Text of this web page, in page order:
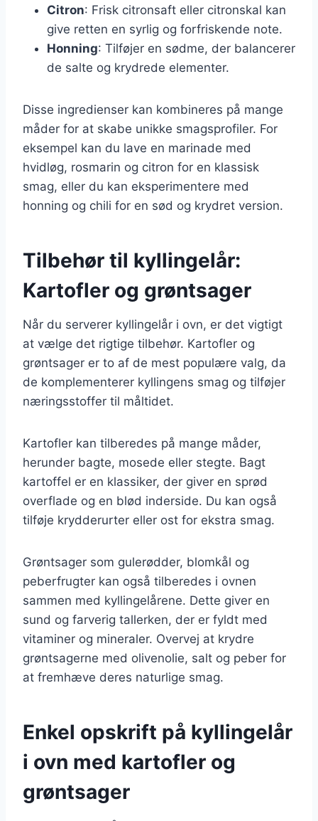
Citron: Frisk citronsaft eller citronskal kan
give retten en syrlig og forfriskende note.
Honning: Tilføjer en sødme, der balancerer
de salte og krydrede elementer.
Disse ingredienser kan kombineres på mange
måder for at skabe unikke smagsprofiler. For
eksempel kan du lave en marinade med
hvidløg, rosmarin og citron for en klassisk
smag, eller du kan eksperimentere med
honning og chili for en sød og krydret version.
Tilbehør til kyllingelår:
Kartofler og grøntsager
Når du serverer kyllingelår i ovn, er det vigtigt
at vælge det rigtige tilbehør. Kartofler og
grøntsager er to af de mest populære valg, da
de komplementerer kyllingens smag og tilføjer
næringsstoffer til måltidet.
Kartofler kan tilberedes på mange måder,
herunder bagte, mosede eller stegte. Bagt
kartoffel er en klassiker, der giver en sprød
overflade og en blød inderside. Du kan også
tilføje krydderurter eller ost for ekstra smag.
Grøntsager som gulerødder, blomkål og
peberfrugter kan også tilberedes i ovnen
sammen med kyllingelårene. Dette giver en
sund og farverig tallerken, der er fyldt med
vitaminer og mineraler. Overvej at krydre
grøntsagerne med olivenolie, salt og peber for
at fremhæve deres naturlige smag.
Enkel opskrift på kyllingelår
i ovn med kartofler og
grøntsager